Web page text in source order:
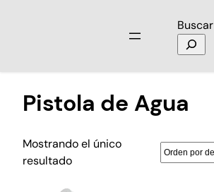
Buscar
Pistola de Agua
Mostrando el único
resultado